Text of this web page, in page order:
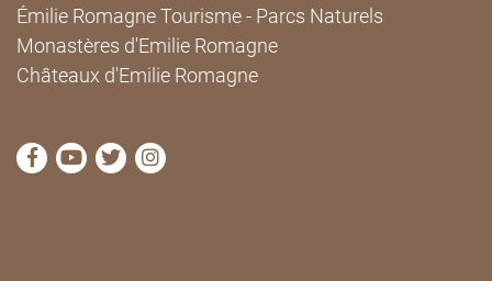
Émilie Romagne Tourisme - Parcs Naturels
Monastères d'Emilie Romagne
Châteaux d'Emilie Romagne
Visitez la page Facebook de Cammini Emilia-
Visitez la page YouTube de Cammini Emilia-
Visitez la page Twitter de Cammini Emilia-
Visitez la page Instagram de Cammini